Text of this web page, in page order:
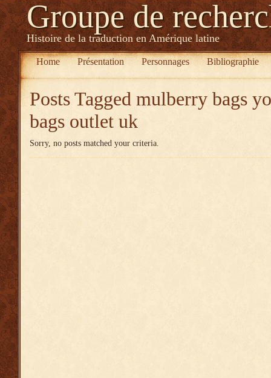
Groupe de
Histoire de la traduction en Amérique latine
Home Présentation Personnages Bibliographie
Posts Tagged mulberry bags
bags outlet uk
Sorry, no posts matched your criteria.